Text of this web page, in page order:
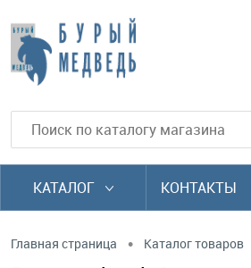
КАТАЛОГ КОНТАКТЫ
Главная страница • Каталог товаров